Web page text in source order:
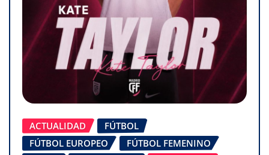
ACTUALIDAD
FÚTBOL
FÚTBOL EUROPEO
FÚTBOL FEMENINO